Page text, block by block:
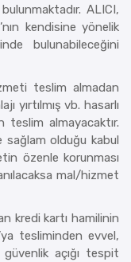
ALICI,
kendisine yönelik
bulunabileceğini
teslim almadan
yırtılmış vb. hasarlı
teslim almayacaktır.
sağlam olduğu kabul
özenle korunması
mal/hizmet
kredi kartı hamilinin
tesliminden evvel,
açığı tespit